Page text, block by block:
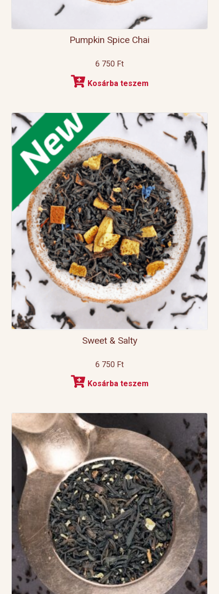
Pumpkin Spice Chai
6 750 Ft
Kosárba teszem
Sweet & Salty
6 750 Ft
Kosárba teszem